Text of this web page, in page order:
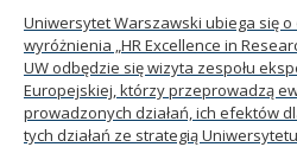
Uniwersytet Warszawski ubiega się
wyróżnienia „HR Excellence in
UW odbędzie się wizyta zespołu
Europejskiej, którzy przeprowadzą
prowadzonych działań, ich efektów
tych działań ze strategią